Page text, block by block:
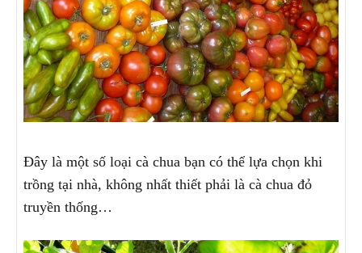
Đây là một số loại cà chua bạn có thể lựa chọn khi
trồng tại nhà, không nhất thiết phải là cà chua đỏ
truyền thống…